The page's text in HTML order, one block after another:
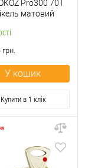
Pro300 70T
матовий
грн.
У кошик
Купити в 1 клік